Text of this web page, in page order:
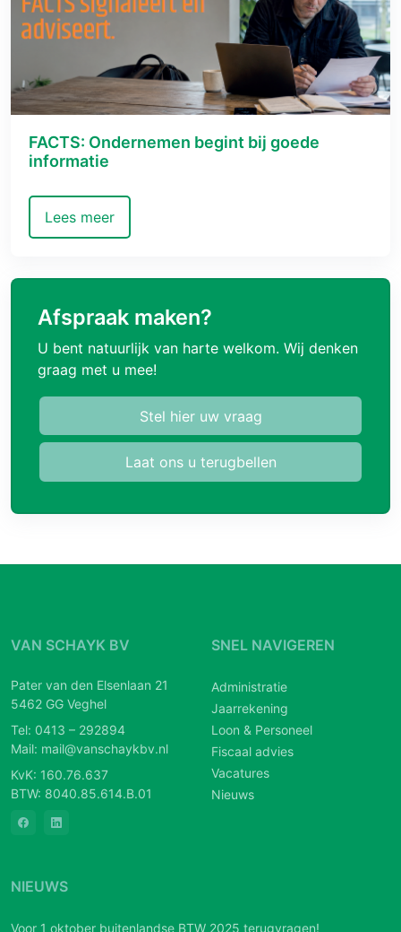
FACTS: Ondernemen begint bij goede
informatie
Lees meer
Afspraak maken?
U bent natuurlijk van harte welkom. Wij denken
graag met u mee!
Stel hier uw vraag
Laat ons u terugbellen
VAN SCHAYK BV
Pater van den Elsenlaan 21
5462 GG Veghel
Tel: 0413 – 292894
Mail: mail@vanschaykbv.nl
KvK: 160.76.637
BTW: 8040.85.614.B.01
SNEL NAVIGEREN
Administratie
Jaarrekening
Loon & Personeel
Fiscaal advies
Vacatures
Nieuws
NIEUWS
Voor 1 oktober buitenlandse BTW 2025 terugvragen!